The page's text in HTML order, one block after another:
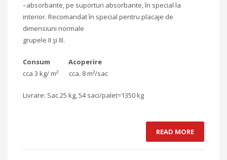
–absorbante, pe suporturi absorbante, în special la
interior. Recomandat în special pentru placaje de
dimensiuni normale
grupele II şi III.
Consum Acoperire
cca 3 kg/ m² cca. 8 m²/sac
Livrare: Sac 25 kg, 54 saci/palet=1350 kg
READ MORE